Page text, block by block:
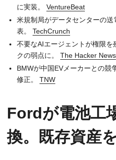
に実装。 VentureBeat
米規制局がデータセンターの
表。 TechCrunch
不要なAIエージェントが権限
クの弱点に。 The Hacker News
BMWが中国EVメーカーとの競
修正。 TNW
Fordが電池工
換。既存資産